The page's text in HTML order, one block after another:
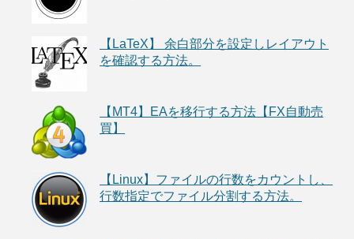
【LaTeX】 余白部分を設定しレイアウト
を確認する方法。
【MT4】EAを移行する方法【FX自動売
買】
【Linux】ファイルの行数をカウントし、
行数指定でファイル分割する方法。